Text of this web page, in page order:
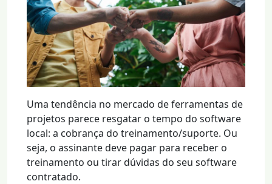
Uma tendência no mercado de ferramentas de
projetos parece resgatar o tempo do software
local: a cobrança do treinamento/suporte. Ou
seja, o assinante deve pagar para receber o
treinamento ou tirar dúvidas do seu software
contratado.